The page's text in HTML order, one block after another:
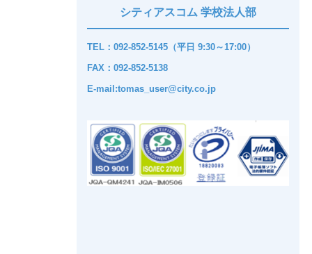
シティアスコム 学校法人部
TEL：092-852-5145（平日 9:30～17:00）
FAX：092-852-5138
E-mail:tomas_user@city.co.jp